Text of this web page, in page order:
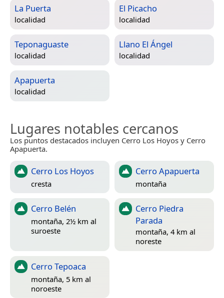
La Puerta
localidad
El Picacho
localidad
Teponaguaste
localidad
Llano El Ángel
localidad
Apapuerta
localidad
Lugares notables cercanos
Los puntos destacados incluyen Cerro Los Hoyos y Cerro
Apapuerta.
Cerro Los Hoyos
cresta
Cerro Apapuerta
montaña
Cerro Belén
montaña, 2½ km al
suroeste
Cerro Piedra
Parada
montaña, 4 km al
noreste
Cerro Tepoaca
montaña, 5 km al
noroeste